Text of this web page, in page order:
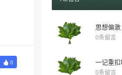
0
思想偏
0条留言
一记重
0条留言